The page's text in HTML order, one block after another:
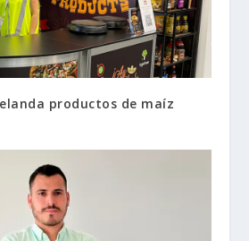
productos de maíz